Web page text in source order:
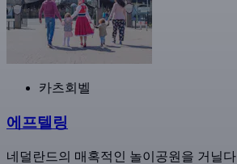
카츠회벨
에프텔링
네덜란드의 매혹적인 놀이공원을 거닐다